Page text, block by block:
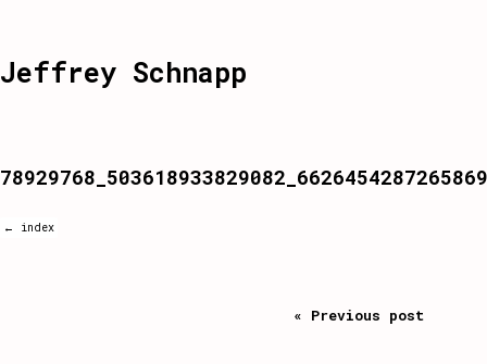
Jeffrey Schnapp
« Previous post
← index